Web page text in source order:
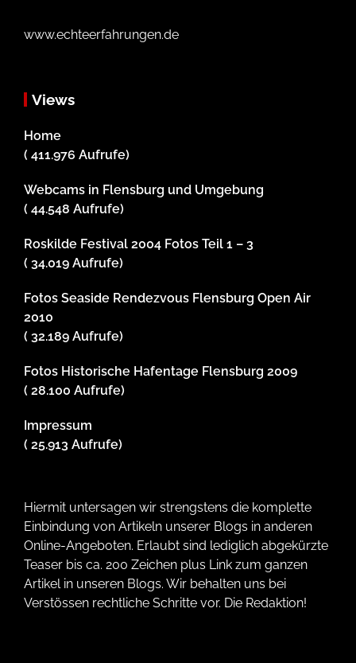
www.echteerfahrungen.de
Views
Home
( 411.976 Aufrufe)
Webcams in Flensburg und Umgebung
( 44.548 Aufrufe)
Roskilde Festival 2004 Fotos Teil 1 – 3
( 34.019 Aufrufe)
Fotos Seaside Rendezvous Flensburg Open Air
2010
( 32.189 Aufrufe)
Fotos Historische Hafentage Flensburg 2009
( 28.100 Aufrufe)
Impressum
( 25.913 Aufrufe)
Hiermit untersagen wir strengstens die komplette
Einbindung von Artikeln unserer Blogs in anderen
Online-Angeboten. Erlaubt sind lediglich abgekürzte
Teaser bis ca. 200 Zeichen plus Link zum ganzen
Artikel in unseren Blogs. Wir behalten uns bei
Verstössen rechtliche Schritte vor. Die Redaktion!